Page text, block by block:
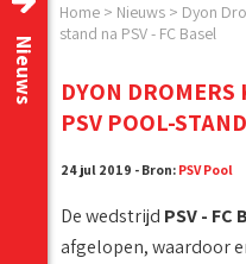
Home > Nieuws > Dyon
stand na PSV - FC Basel
Nieuws
DYON
PSV POOL-
24 jul 2019 - Bron: PSV Pool
De wedstrijd PSV - FC
afgelopen, waardoor